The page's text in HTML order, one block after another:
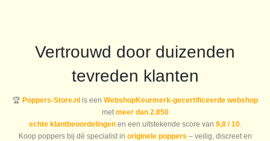
Vertrouwd door duizenden
tevreden klanten
🏆 Poppers-Store.nlis een WebshopKeurmerk-gecertificeerde webshop
met meer dan 2.850
echte klantbeoordelingenen een uitstekende score van 9,8 / 10.
Koop poppers bij dé specialist in originele poppers – veilig, discreet en